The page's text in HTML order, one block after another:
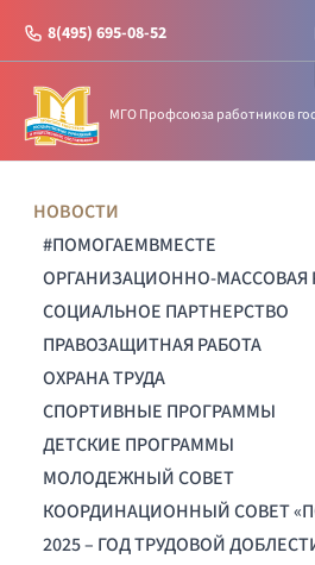
8(495) 695-08-52
МГО Профсоюза работников
НОВОСТИ
#ПОМОГАЕМВМЕСТЕ
ОРГАНИЗАЦИОННО-МАССОВАЯ
СОЦИАЛЬНОЕ ПАРТНЕРСТВО
ПРАВОЗАЩИТНАЯ РАБОТА
ОХРАНА ТРУДА
СПОРТИВНЫЕ ПРОГРАММЫ
ДЕТСКИЕ ПРОГРАММЫ
МОЛОДЕЖНЫЙ СОВЕТ
КООРДИНАЦИОННЫЙ СОВЕТ
2025 – ГОД ТРУДОВОЙ